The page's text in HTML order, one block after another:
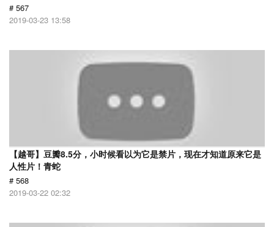
# 567
2019-03-23 13:58
【越哥】豆瓣8.5分，小时候看以为它是禁片，现在才知道原来它是
人性片！青蛇
# 568
2019-03-22 02:32